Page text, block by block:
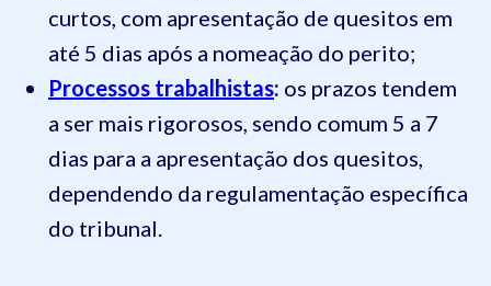
curtos, com apresentação de quesitos em
até 5 dias após a nomeação do perito;
Processos trabalhistas: os prazos tendem
a ser mais rigorosos, sendo comum 5 a 7
dias para a apresentação dos quesitos,
dependendo da regulamentação específica
do tribunal.